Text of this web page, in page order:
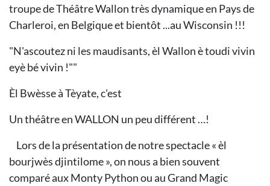
troupe de Théâtre Wallon très dynamique en Pays de
Charleroi, en Belgique et bientôt ...au Wisconsin !!!
"N'ascoutez ni les maudisants, èl Wallon è toudi vivin
eyè bé vivin !""
​Èl Bwèsse à Tèyate, c'est
Un théâtre en WALLON un peu différent …!
Lors de la présentation de notre spectacle « èl
bourjwès djintilome », on nous a bien souvent
comparé aux Monty Python ou au Grand Magic